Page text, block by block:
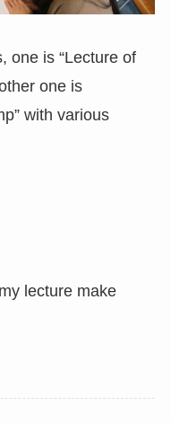
one is “Lecture of
one is
with various
lecture make